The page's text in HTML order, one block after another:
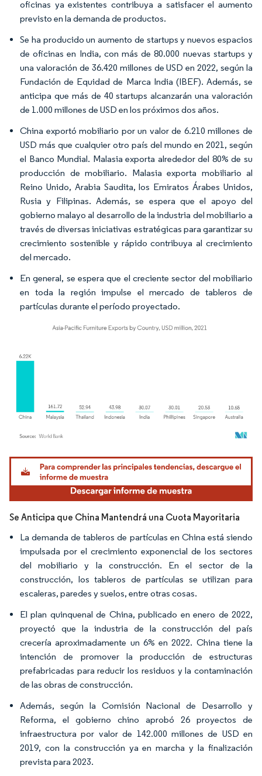
oficinas ya existentes contribuya a satisfacer el aumento
previsto en la demanda de productos.
Se ha producido un aumento de startups y nuevos espacios
de oficinas en India, con más de 80.000 nuevas startups y
una valoración de 36.420 millones de USD en 2022, según la
Fundación de Equidad de Marca India (IBEF). Además, se
anticipa que más de 40 startups alcanzarán una valoración
de 1.000 millones de USD en los próximos dos años.
China exportó mobiliario por un valor de 6.210 millones de
USD más que cualquier otro país del mundo en 2021, según
el Banco Mundial. Malasia exporta alrededor del 80% de su
producción de mobiliario. Malasia exporta mobiliario al
Reino Unido, Arabia Saudita, los Emiratos Árabes Unidos,
Rusia y Filipinas. Además, se espera que el apoyo del
gobierno malayo al desarrollo de la industria del mobiliario a
través de diversas iniciativas estratégicas para garantizar su
crecimiento sostenible y rápido contribuya al crecimiento
del mercado.
En general, se espera que el creciente sector del mobiliario
en toda la región impulse el mercado de tableros de
partículas durante el período proyectado.
Imagen © Mordor Intelligence. El uso requiere atribución según CC BY 4.0.
Se Anticipa que China Mantendrá una Cuota Mayoritaria
La demanda de tableros de partículas en China está siendo
impulsada por el crecimiento exponencial de los sectores
del mobiliario y la construcción. En el sector de la
construcción, los tableros de partículas se utilizan para
escaleras, paredes y suelos, entre otras cosas.
El plan quinquenal de China, publicado en enero de 2022,
proyectó que la industria de la construcción del país
crecería aproximadamente un 6% en 2022. China tiene la
intención de promover la producción de estructuras
prefabricadas para reducir los residuos y la contaminación
de las obras de construcción.
Además, según la Comisión Nacional de Desarrollo y
Reforma, el gobierno chino aprobó 26 proyectos de
infraestructura por valor de 142.000 millones de USD en
2019, con la construcción ya en marcha y la finalización
prevista para 2023.